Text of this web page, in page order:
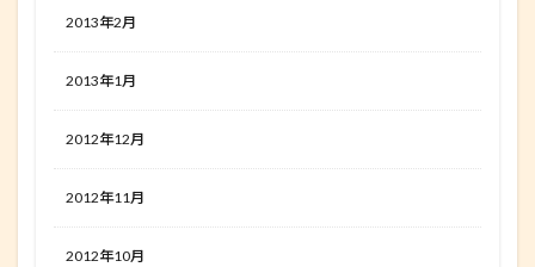
2013年2月
2013年1月
2012年12月
2012年11月
2012年10月